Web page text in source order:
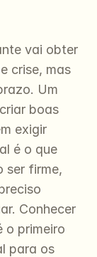
vai obter
crise, mas
Um
boas
exigir
é o que
ser firme,
Conhecer
o primeiro
para os